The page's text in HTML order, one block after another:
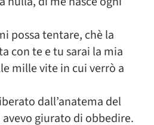
possa tentare, chè la
con te e tu sarai la mia
mille vite in cui verrò a
dall’anatema del
giurato di obbedire.